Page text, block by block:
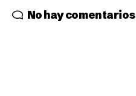
No hay comentarios